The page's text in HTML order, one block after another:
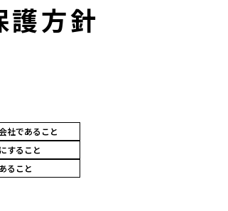
護方針
社であること
すること
ること